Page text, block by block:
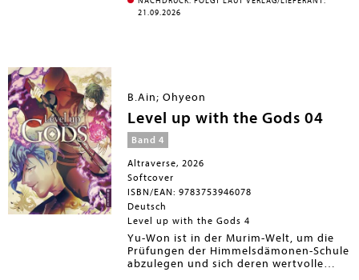
Inhalt:
sein. Beides will sich aber auch der
finstere General Blue von der Red-
Ribbon-Armee unter den Nagel
reißen...
Kapitel aus den Taschenbüchern 7, 8
und 9.
Für Fans von Naruto, One Piece, My
Hero Academia und Fairy Tail!
21.09.2026
B.Ain; Ohyeon
Level up with the Gods 04
Band 4
Altraverse, 2026
Softcover
ISBN/EAN: 9783753946078
Deutsch
Level up with the Gods 4
Yu-Won ist in der Murim-Welt, um die
Prüfungen der Himmelsdämonen-Schule
abzulegen und sich deren wertvolle